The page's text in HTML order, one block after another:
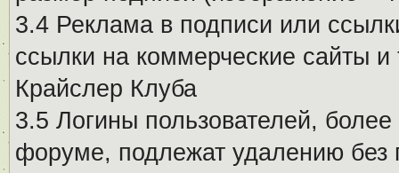
3.4 Реклама в подписи или
ссылки на коммерческие сайты
Крайслер Клуба
3.5 Логины пользователей,
форуме, подлежат удалению без